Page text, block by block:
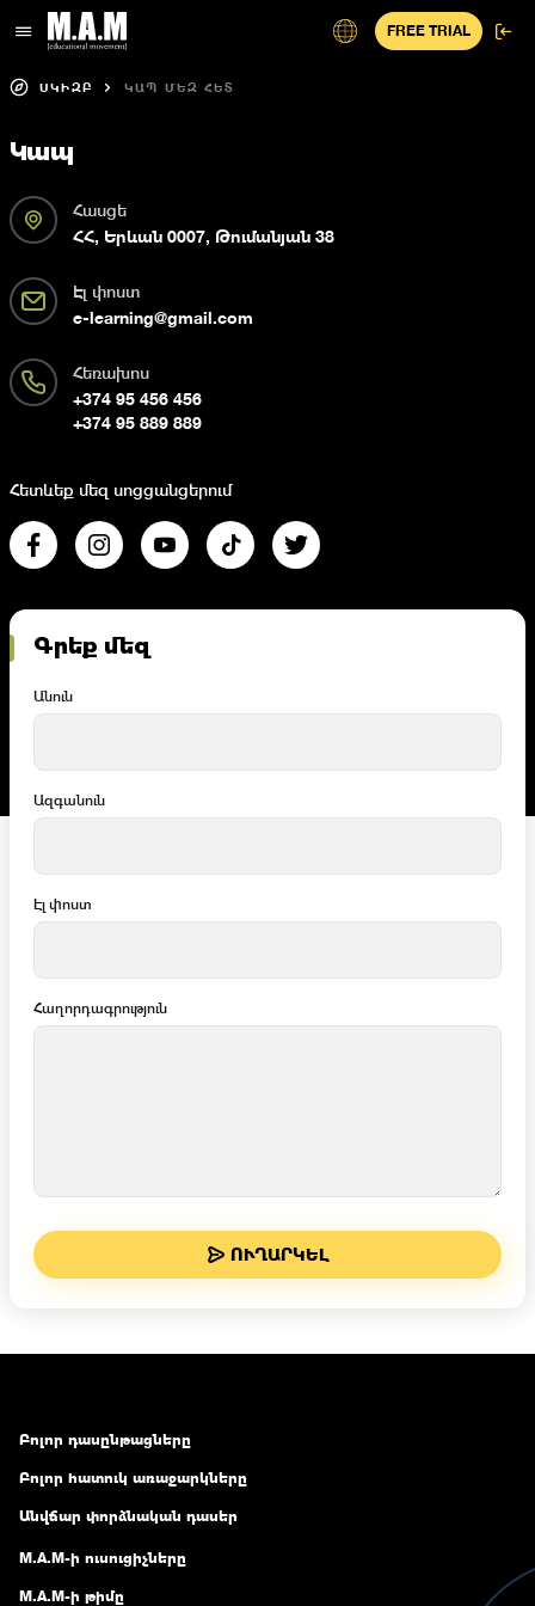
FREE TRIAL
ՍԿԻԶԲ ԿԱՊ ՄԵԶ ՀԵՏ
Կապ
Հասցե
ՀՀ, Երևան 0007, Թումանյան 38
Էլ փոստ
e-learning@gmail.com
Հեռախոս
+374 95 456 456
+374 95 889 889
Հետևեք մեզ սոցցանցերում
Գրեք մեզ
Անուն
Ազգանուն
Էլ փոստ
Հաղորդագրություն
ՈՒՂԱՐԿԵԼ
Բոլոր դասընթացները
Բոլոր հատուկ առաջարկները
Անվճար փորձնական դասեր
M.A.M-ի ուսուցիչները
M.A.M-ի թիմը